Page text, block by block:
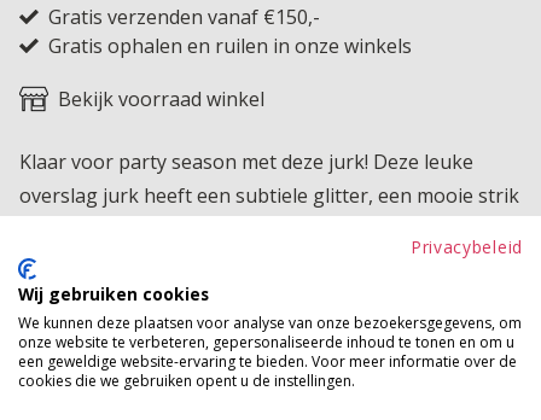
Gratis verzenden vanaf €150,-
Gratis ophalen en ruilen in onze winkels
Bekijk voorraad winkel
Klaar voor party season met deze jurk! Deze leuke
overslag jurk heeft een subtiele glitter, een mooie strik
Product kenmerken
Betaalinformatie
MAAK JE LOOK COMPLEET
Privacybeleid
Wij gebruiken cookies
We kunnen deze plaatsen voor analyse van onze bezoekersgegevens, om
onze website te verbeteren, gepersonaliseerde inhoud te tonen en om u
een geweldige website-ervaring te bieden. Voor meer informatie over de
cookies die we gebruiken opent u de instellingen.